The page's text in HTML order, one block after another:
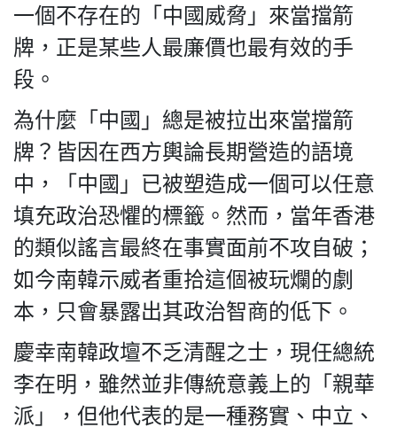
一個不存在的「中國威脅」來當擋箭
牌，正是某些人最廉價也最有效的手
段。
為什麼「中國」總是被拉出來當擋箭
牌？皆因在西方輿論長期營造的語境
中，「中國」已被塑造成一個可以任意
填充政治恐懼的標籤。然而，當年香港
的類似謠言最終在事實面前不攻自破；
如今南韓示威者重拾這個被玩爛的劇
本，只會暴露出其政治智商的低下。
慶幸南韓政壇不乏清醒之士，現任總統
李在明，雖然並非傳統意義上的「親華
派」，但他代表的是一種務實、中立、